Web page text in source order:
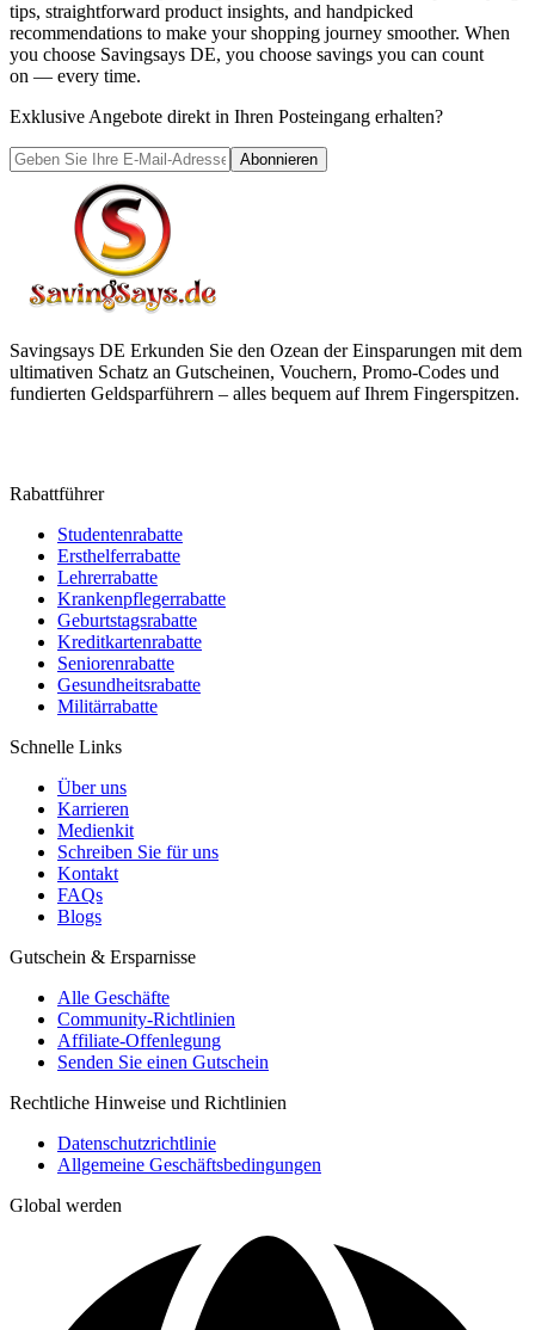
tips, straightforward product insights, and handpicked
recommendations to make your shopping journey smoother. When
you choose Savingsays DE, you choose savings you can count
on — every time.
Exklusive Angebote direkt in Ihren Posteingang erhalten?
Abonnieren
Savingsays DE Erkunden Sie den Ozean der Einsparungen mit dem
ultimativen Schatz an Gutscheinen, Vouchern, Promo-Codes und
fundierten Geldsparführern – alles bequem auf Ihrem Fingerspitzen.
Rabattführer
Studentenrabatte
Ersthelferrabatte
Lehrerrabatte
Krankenpflegerrabatte
Geburtstagsrabatte
Kreditkartenrabatte
Seniorenrabatte
Gesundheitsrabatte
Militärrabatte
Schnelle Links
Über uns
Karrieren
Medienkit
Schreiben Sie für uns
Kontakt
FAQs
Blogs
Gutschein & Ersparnisse
Alle Geschäfte
Community-Richtlinien
Affiliate-Offenlegung
Senden Sie einen Gutschein
Rechtliche Hinweise und Richtlinien
Datenschutzrichtlinie
Allgemeine Geschäftsbedingungen
Global werden